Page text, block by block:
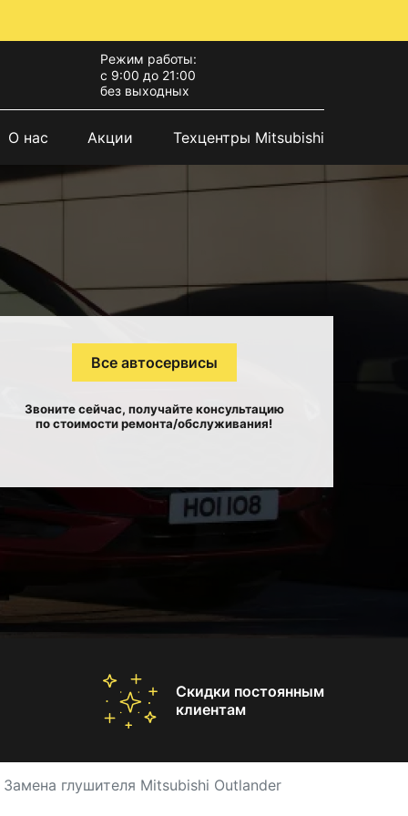
Режим работы:
с 9:00 до 21:00
без выходных
О нас Акции Техцентры Mitsubishi
Все автосервисы
Звоните сейчас, получайте консультацию
по стоимости ремонта/обслуживания!
Скидки постоянным
клиентам
Замена глушителя Mitsubishi Outlander